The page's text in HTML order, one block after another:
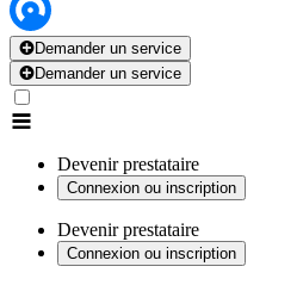
Demander un service
Demander un service
Devenir prestataire
Connexion ou inscription
Devenir prestataire
Connexion ou inscription